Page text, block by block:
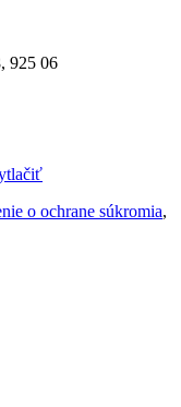
925 06
o ochrane súkromia,